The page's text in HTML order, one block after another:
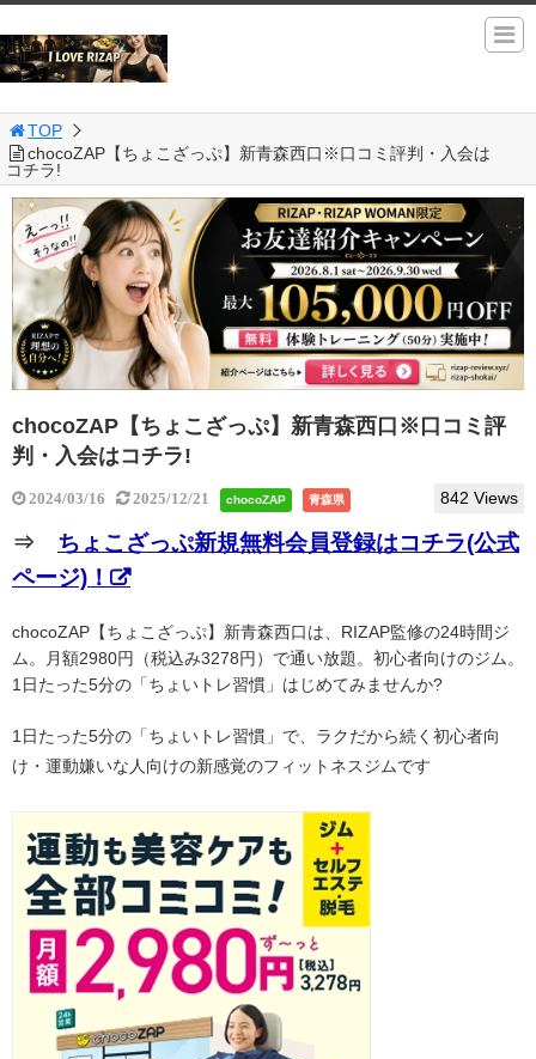
TOP
chocoZAP【ちょこざっぷ】新青森西口※口コミ評判・入会は
コチラ!
chocoZAP【ちょこざっぷ】新青森西口※口コミ評
判・入会はコチラ!
2024/03/16 2025/12/21 chocoZAP 青森県 842 Views
⇒ ちょこざっぷ新規無料会員登録はコチラ(公式
ページ)！
chocoZAP【ちょこざっぷ】新青森西口は、RIZAP監修の24時間ジ
ム。月額2980円（税込み3278円）で通い放題。初心者向けのジム。
1日たった5分の「ちょいトレ習慣」はじめてみませんか?
1日たった5分の「ちょいトレ習慣」で、ラクだから続く初心者向
け・運動嫌いな人向けの新感覚のフィットネスジムです